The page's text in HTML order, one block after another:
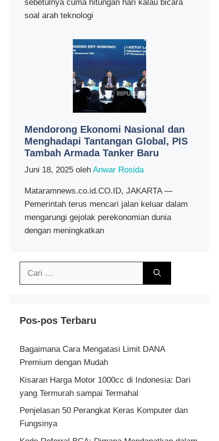
sebetulnya cuma hitungan hari kalau bicara
soal arah teknologi
Mendorong Ekonomi Nasional dan
Menghadapi Tantangan Global, PIS
Tambah Armada Tanker Baru
Juni 18, 2025 oleh Anwar Rosida
Mataramnews.co.id.CO.ID, JAKARTA —
Pemerintah terus mencari jalan keluar dalam
mengarungi gejolak perekonomian dunia
dengan meningkatkan
Cari
Pos-pos Terbaru
Bagaimana Cara Mengatasi Limit DANA
Premium dengan Mudah
Kisaran Harga Motor 1000cc di Indonesia: Dari
yang Termurah sampai Termahal
Penjelasan 50 Perangkat Keras Komputer dan
Fungsinya